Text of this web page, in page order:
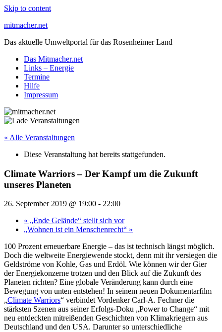
Skip to content
mitmacher.net
Das aktuelle Umweltportal für das Rosenheimer Land
Das Mitmacher.net
Links – Energie
Termine
Hilfe
Impressum
« Alle Veranstaltungen
Diese Veranstaltung hat bereits stattgefunden.
Climate Warriors – Der Kampf um die Zukunft
unseres Planeten
26. September 2019 @ 19:00 - 22:00
« „Ende Gelände“ stellt sich vor
„Wohnen ist ein Menschenrecht“ »
100 Prozent erneuerbare Energie – das ist technisch längst möglich.
Doch die weltweite Energiewende stockt, denn mit ihr versiegen die
Geldströme von Kohle, Gas und Erdöl. Wie können wir der Gier
der Energiekonzerne trotzen und den Blick auf die Zukunft des
Planeten richten? Eine globale Veränderung kann durch eine
Bewegung von unten entstehen! In seinem neuen Dokumentarfilm
„Climate Warriors“ verbindet Vordenker Carl-A. Fechner die
stärksten Szenen aus seiner Erfolgs-Doku „Power to Change“ mit
neu entdeckten mitreißenden Geschichten von Klimakriegern aus
Deutschland und den USA. Darunter so unterschiedliche